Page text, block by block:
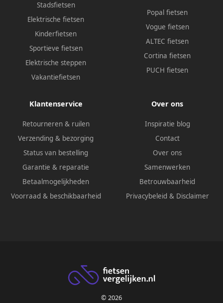
Stadsfietsen
Elektrische fietsen
Kinderfietsen
Sportieve fietsen
Elektrische steppen
Vakantiefietsen
Popal fietsen
Vogue fietsen
ALTEC fietsen
Cortina fietsen
PUCH fietsen
Klantenservice
Retourneren & ruilen
Verzending & bezorging
Status van bestelling
Garantie & reparatie
Betaalmogelijkheden
Voorraad & beschikbaarheid
Over ons
Inspiratie blog
Contact
Over ons
Samenwerken
Betrouwbaarheid
Privacybeleid & Disclaimer
© 2026